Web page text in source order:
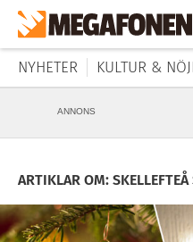
NYHETER KULTUR &
ANNONS
ARTIKLAR OM: